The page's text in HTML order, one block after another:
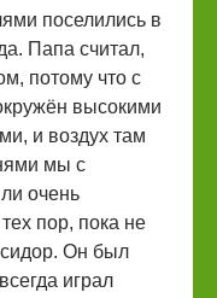
поселились в
Папа считал,
потому что с
высокими
и воздух там
мы с
очень
пор, пока не
Он был
играл